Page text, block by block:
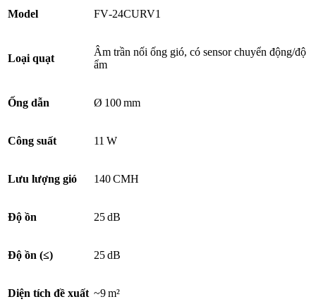
Model FV‑24CURV1
Loại quạt
Âm trần nối ống gió, có sensor chuyển động/độ
ẩm
Ống dẫn Ø 100 mm
Công suất 11 W
Lưu lượng gió 140 CMH
Độ ồn 25 dB
Độ ồn (≤) 25 dB
Diện tích đề xuất ~9 m²